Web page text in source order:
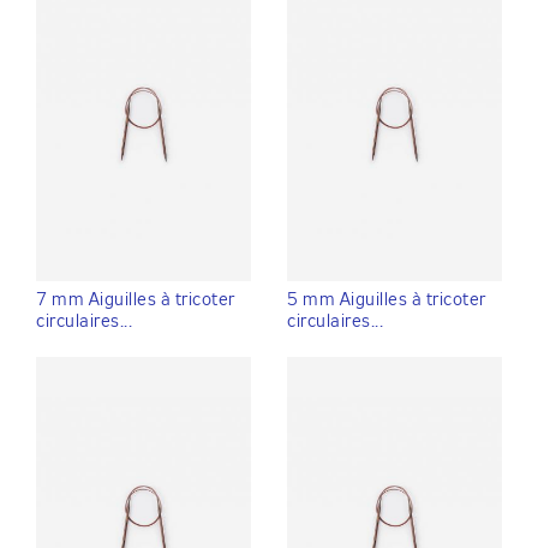
7 mm Aiguilles à tricoter
circulaires...
5 mm Aiguilles à tricoter
circulaires...